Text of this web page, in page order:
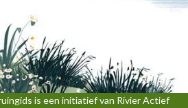
is een initiatief van Rivier Actief